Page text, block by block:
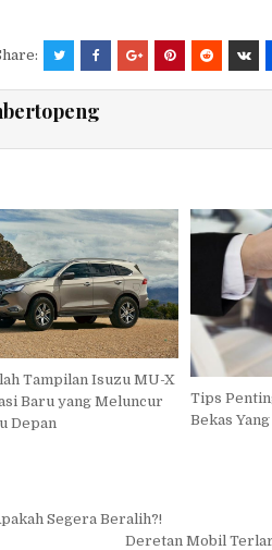
Tampilan Isuzu MU-X
Baru yang Meluncur
Depan
Tips
Bekas
Segera Beralih?!
Deretan Mobil